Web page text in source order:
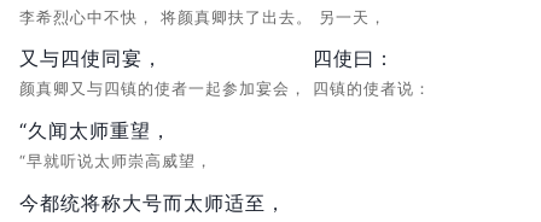
李希烈心中不快， 将颜真卿扶了出去。 另一天，
又与四使同宴，
颜真卿又与四镇的使者一起参加宴会，
四使曰：
四镇的使者说：
“久闻太师重望，
“早就听说太师崇高威望，
今都统将称大号而太师适至，